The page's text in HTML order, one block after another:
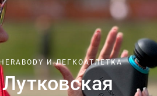
И ЛЕГКОАТЛЕТКА